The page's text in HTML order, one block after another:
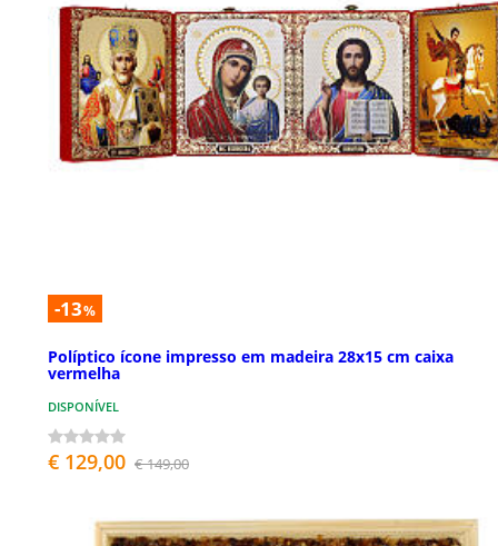
-13%
Políptico ícone impresso em madeira 28x15 cm caixa
vermelha
DISPONÍVEL
€ 129,00 € 149,00